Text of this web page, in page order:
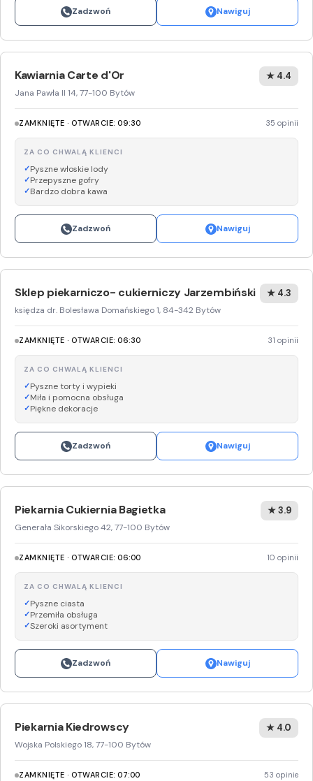
Zadzwoń Nawiguj
Kawiarnia Carte d'Or
Jana Pawła II 14, 77-100 Bytów
★ 4.4
ZAMKNIĘTE · OTWARCIE: 09:30 35 opinii
ZA CO CHWALĄ KLIENCI
Pyszne włoskie lody
Przepyszne gofry
Bardzo dobra kawa
Zadzwoń Nawiguj
Sklep piekarniczo- cukierniczy Jarzembiński
księdza dr. Bolesława Domańskiego 1, 84-342 Bytów
★ 4.3
ZAMKNIĘTE · OTWARCIE: 06:30 31 opinii
ZA CO CHWALĄ KLIENCI
Pyszne torty i wypieki
Miła i pomocna obsługa
Piękne dekoracje
Zadzwoń Nawiguj
Piekarnia Cukiernia Bagietka
Generała Sikorskiego 42, 77-100 Bytów
★ 3.9
ZAMKNIĘTE · OTWARCIE: 06:00 10 opinii
ZA CO CHWALĄ KLIENCI
Pyszne ciasta
Przemiła obsługa
Szeroki asortyment
Zadzwoń Nawiguj
Piekarnia Kiedrowscy
Wojska Polskiego 18, 77-100 Bytów
★ 4.0
ZAMKNIĘTE · OTWARCIE: 07:00 53 opinie